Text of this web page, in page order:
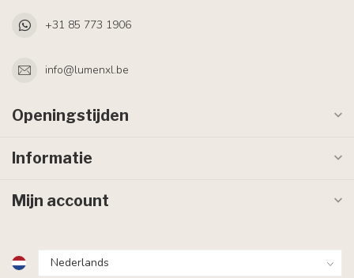
+31 85 773 1906
info@lumenxl.be
Openingstijden
Informatie
Mijn account